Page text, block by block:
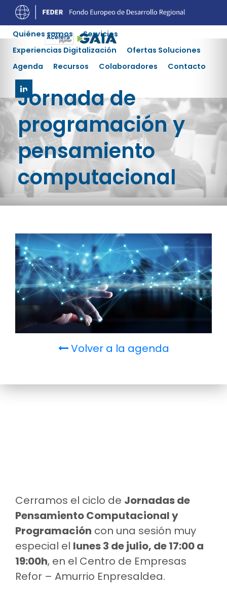
Quiénes somos
Servicios
Experiencias Digitalización
Ofertas Soluciones
Agenda
Recursos Colaboradores Contacto
Jornada de
programación y
pensamiento
computacional
Volver a la agenda
Cerramos el ciclo de Jornadas de
Pensamiento Computacional y
Programación con una sesión muy
especial el lunes 3 de julio, de 17:00 a
19:00h, en el Centro de Empresas
Refor – Amurrio Enpresaldea.